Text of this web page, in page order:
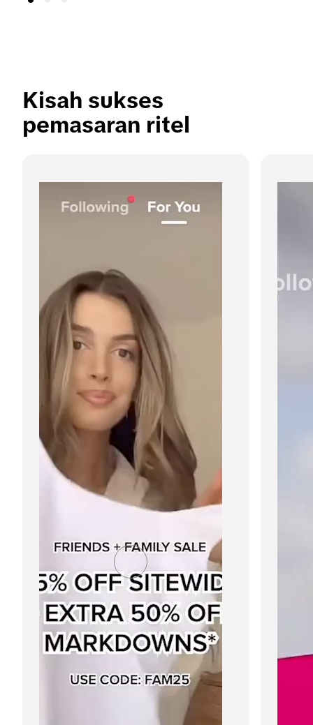
Kisah sukses
pemasaran ritel